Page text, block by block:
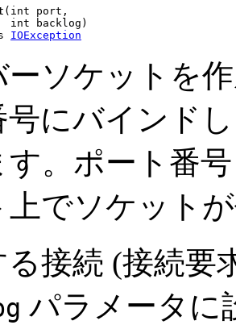
(int port,
int backlog)
IOException
ーソケットを
号にバインド
す。ポート番
上でソケット
る接続 (接続要
パラメータに